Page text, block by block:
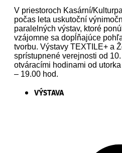
V priestoroch Kasární/
počas leta uskutoční
paralelných výstav, ktoré
vzájomne sa dopĺňajúce
tvorbu. Výstavy TEXTILE+ a
sprístupnené verejnosti od
otváracími hodinami od
– 19.00 hod.
VÝSTAVA